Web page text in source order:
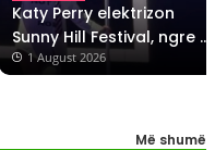
Katy Perry elektrizon
Sunny Hill Festival, ngre
flamurin e Kosovës në
1 August 2026
Më shumë